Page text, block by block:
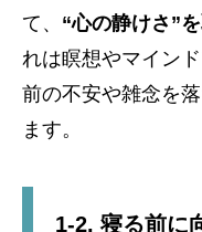
て、 “心の静けさ”
れは瞑想やマイン
前の不安や雑念を
ます。
1-2. 寝る前に